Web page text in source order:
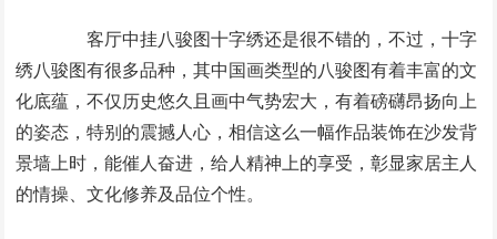
客厅中挂八骏图十字绣还是很不错的，不过，十字
绣八骏图有很多品种，其中国画类型的八骏图有着丰富的文
化底蕴，不仅历史悠久且画中气势宏大，有着磅礴昂扬向上
的姿态，特别的震撼人心，相信这么一幅作品装饰在沙发背
景墙上时，能催人奋进，给人精神上的享受，彰显家居主人
的情操、文化修养及品位个性。